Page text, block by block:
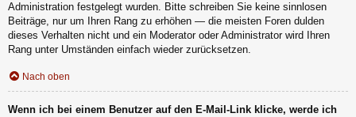
Administration festgelegt wurden. Bitte schreiben Sie keine sinnlosen
Beiträge, nur um Ihren Rang zu erhöhen — die meisten Foren dulden
dieses Verhalten nicht und ein Moderator oder Administrator wird Ihren
Rang unter Umständen einfach wieder zurücksetzen.
Nach oben
Wenn ich bei einem Benutzer auf den E-Mail-Link klicke, werde ich